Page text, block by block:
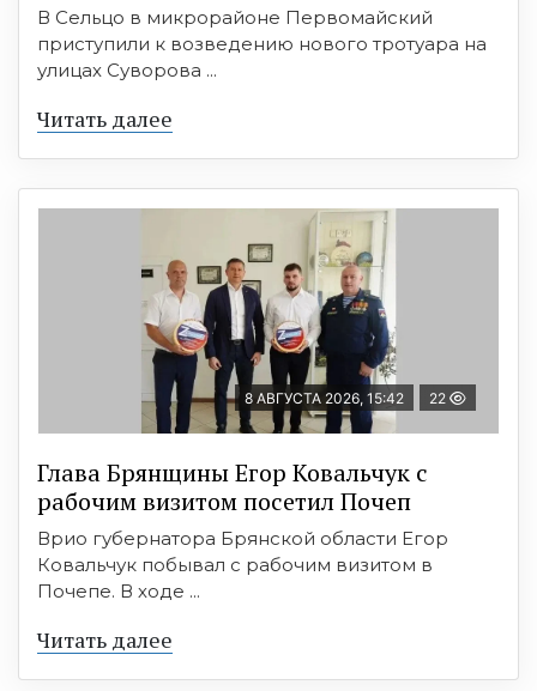
В Сельцо в микрорайоне Первомайский
приступили к возведению нового тротуара на
улицах Суворова ...
Читать далее
8 АВГУСТА 2026, 15:42 22
Глава Брянщины Егор Ковальчук с
рабочим визитом посетил Почеп
Врио губернатора Брянской области Егор
Ковальчук побывал с рабочим визитом в
Почепе. В ходе ...
Читать далее